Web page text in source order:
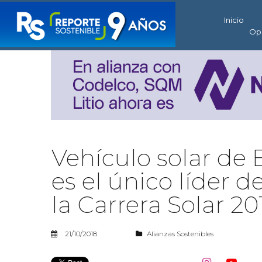
Inicio
Vehículo solar de
es el único líder
la Carrera Solar
21/10/2018 Alianzas Sostenibles